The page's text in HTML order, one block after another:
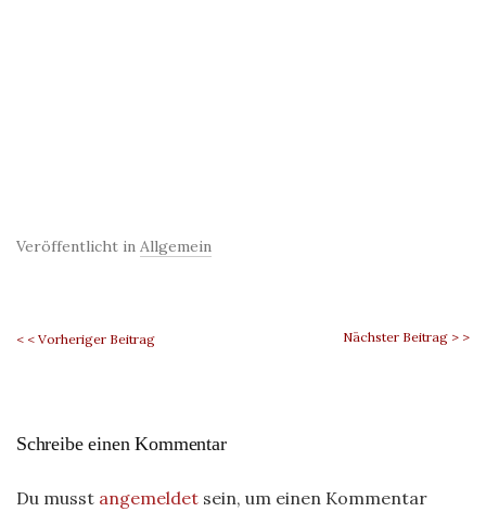
Veröffentlicht in Allgemein
< < Vorheriger Beitrag Nächster Beitrag > >
Schreibe einen Kommentar
Du musst angemeldet sein, um einen Kommentar